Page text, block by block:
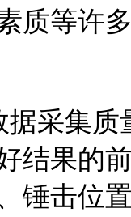
质等许
采集
结果的
锤击位